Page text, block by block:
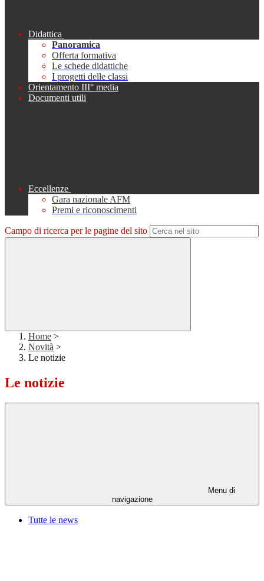
Didattica
Panoramica
Offerta formativa
Le schede didattiche
I progetti delle classi
Orientamento III° media
Documenti utili
Eccellenze
Gara nazionale AFM
Premi e riconoscimenti
Campo di ricerca per le pagine del sito
Home >
Novità >
Le notizie
Le notizie
Menu di
navigazione
Tutte le news